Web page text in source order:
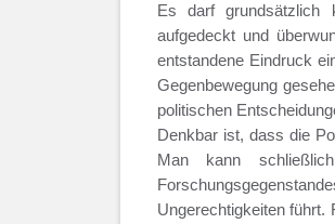
Es darf grundsätzlich
aufgedeckt und
entstandene Eindruck
Gegenbewegung
politischen
Denkbar ist, dass die
Man kann
Ungerechtigkeiten führt.